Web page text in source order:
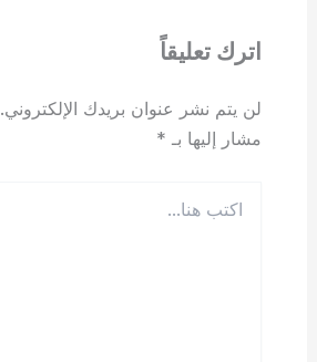
اترك تعليقاً
لن يتم نشر عنوان بريدك الإلكتروني.
مشار إليها بـ *
هنا...